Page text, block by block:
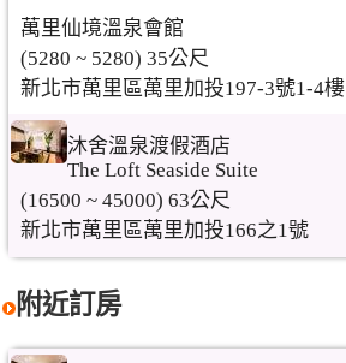
萬里仙境溫泉會館
(5280 ~ 5280) 35公尺
新北市萬里區萬里加投197-3號1-4樓
沐舍溫泉渡假酒店
The Loft Seaside Suite
(16500 ~ 45000) 63公尺
新北市萬里區萬里加投166之1號
附近訂房